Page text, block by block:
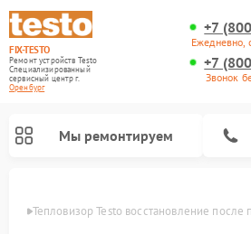
FIX-TESTO
Ремонт устройств Testo
Специализированный
cервисный центр г.
Оренбург
+7
Ежедневно,
+7
Звонок
Мы ремонтируем
Тепловизор Testo восстановление после